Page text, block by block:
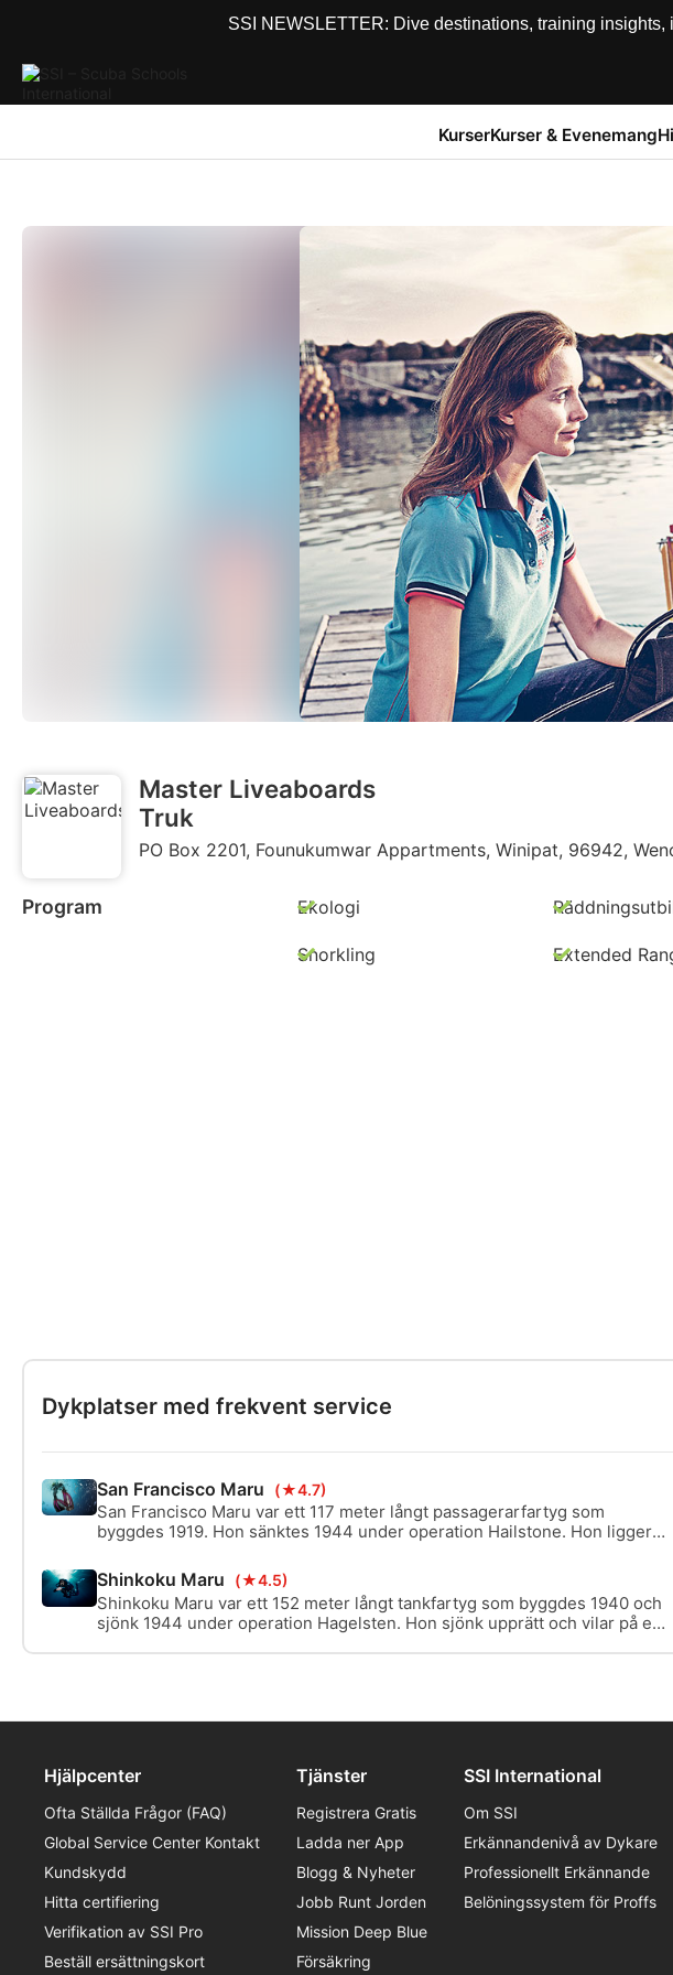
SSI NEWSLETTER: Dive destinations, training
KurserKurser & Evenemang
Master Liveaboards
Truk
PO Box 2201, Founukumwar Appartments, Winipat, 96942,
Program Ekologi
Snorkling Extended
Dykplatser med frekvent service
San Francisco Maru (★4.7)
San Francisco Maru var ett 117 meter långt passagerarfartyg som
byggdes 1919. Hon sänktes 1944 under operation Hailstone. Hon ligger
är lastat med krigsmaterial och ett av Truk Laguns mest fascinerande
tekniska vrakdyk.
Shinkoku Maru (★4.5)
Shinkoku Maru var ett 152 meter långt tankfartyg som byggdes 1940 och
sjönk 1944 under operation Hagelsten. Hon sjönk upprätt och vilar på en
Hjälpcenter
Ofta Ställda Frågor (FAQ)
Global Service Center Kontakt
Kundskydd
Hitta certifiering
Verifikation av SSI Pro
Beställ ersättningskort
Tjänster
Registrera Gratis
Ladda ner App
Blogg & Nyheter
Jobb Runt Jorden
Mission Deep Blue
Försäkring
SSI International
Om SSI
Erkännandenivå av Dykare
Professionellt Erkännande
Belöningssystem för Proffs